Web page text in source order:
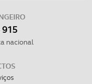
915
nacional